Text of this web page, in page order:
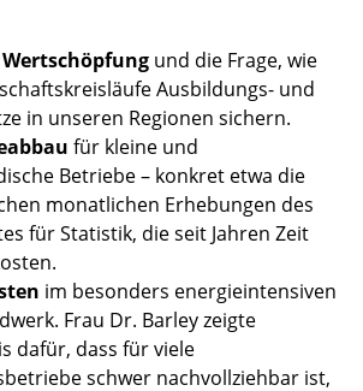
und die Frage, wie
Ausbildungs- und
in unseren Regionen sichern.
für kleine und
Betriebe – konkret etwa die
monatlichen Erhebungen des
für Statistik, die seit Jahren Zeit
im besonders energieintensiven
Frau Dr. Barley zeigte
dafür, dass für viele
schwer nachvollziehbar ist,